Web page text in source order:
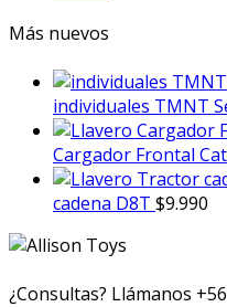
Más nuevos
individuales TMNT
Cargador Frontal
cadena D8T $9.990
¿Consultas? Llámanos